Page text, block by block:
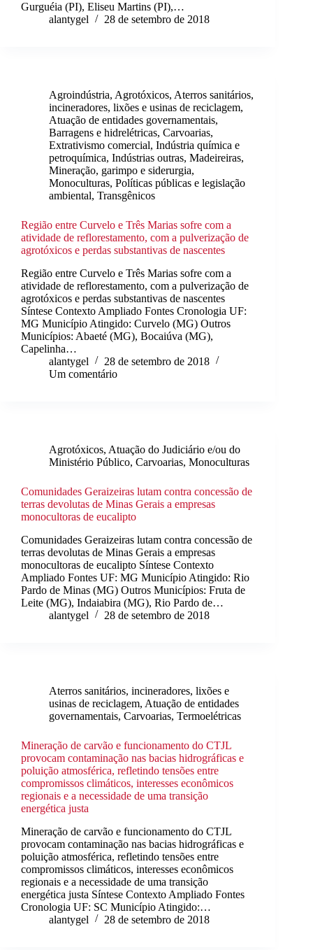
Gurguéia (PI), Eliseu Martins (PI),…
alantygel
28 de setembro de 2018
Agroindústria, Agrotóxicos, Aterros sanitários,
incineradores, lixões e usinas de reciclagem,
Atuação de entidades governamentais,
Barragens e hidrelétricas, Carvoarias,
Extrativismo comercial, Indústria química e
petroquímica, Indústrias outras, Madeireiras,
Mineração, garimpo e siderurgia,
Monoculturas, Políticas públicas e legislação
ambiental, Transgênicos
Região entre Curvelo e Três Marias sofre com a
atividade de reflorestamento, com a pulverização de
agrotóxicos e perdas substantivas de nascentes
Região entre Curvelo e Três Marias sofre com a
atividade de reflorestamento, com a pulverização de
agrotóxicos e perdas substantivas de nascentes
Síntese Contexto Ampliado Fontes Cronologia UF:
MG Município Atingido: Curvelo (MG) Outros
Municípios: Abaeté (MG), Bocaiúva (MG),
Capelinha…
alantygel
28 de setembro de 2018
Um comentário
Agrotóxicos, Atuação do Judiciário e/ou do
Ministério Público, Carvoarias, Monoculturas
Comunidades Geraizeiras lutam contra concessão de
terras devolutas de Minas Gerais a empresas
monocultoras de eucalipto
Comunidades Geraizeiras lutam contra concessão de
terras devolutas de Minas Gerais a empresas
monocultoras de eucalipto Síntese Contexto
Ampliado Fontes UF: MG Município Atingido: Rio
Pardo de Minas (MG) Outros Municípios: Fruta de
Leite (MG), Indaiabira (MG), Rio Pardo de…
alantygel
28 de setembro de 2018
Aterros sanitários, incineradores, lixões e
usinas de reciclagem, Atuação de entidades
governamentais, Carvoarias, Termoelétricas
Mineração de carvão e funcionamento do CTJL
provocam contaminação nas bacias hidrográficas e
poluição atmosférica, refletindo tensões entre
compromissos climáticos, interesses econômicos
regionais e a necessidade de uma transição
energética justa
Mineração de carvão e funcionamento do CTJL
provocam contaminação nas bacias hidrográficas e
poluição atmosférica, refletindo tensões entre
compromissos climáticos, interesses econômicos
regionais e a necessidade de uma transição
energética justa Síntese Contexto Ampliado Fontes
Cronologia UF: SC Município Atingido:…
alantygel
28 de setembro de 2018